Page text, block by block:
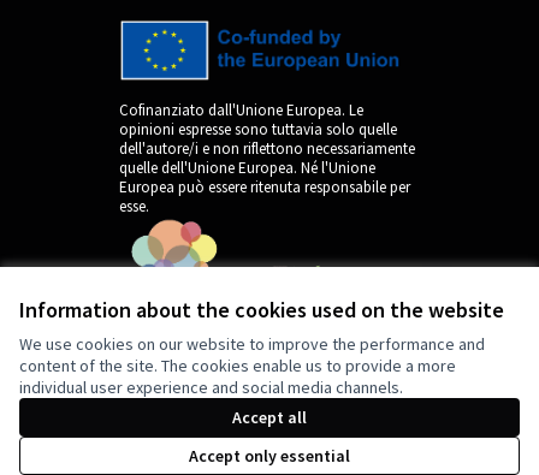
Information about the cookies used on the website
We use cookies on our website to improve the performance and
content of the site. The cookies enable us to provide a more
individual user experience and social media channels.
Accept all
Accept only essential
Cofinanziato dall'Unione Europea. Le
opinioni espresse sono tuttavia solo quelle
dell'autore/i e non riflettono necessariamente
quelle dell'Unione Europea. Né l'Unione
Europea può essere ritenuta responsabile per
esse.
by